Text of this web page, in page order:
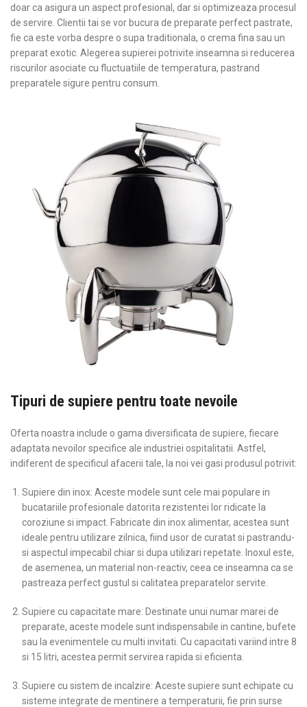
doar ca asigura un aspect profesional, dar si optimizeaza procesul
de servire. Clientii tai se vor bucura de preparate perfect pastrate,
fie ca este vorba despre o supa traditionala, o crema fina sau un
preparat exotic. Alegerea supierei potrivite inseamna si reducerea
riscurilor asociate cu fluctuatiile de temperatura, pastrand
preparatele sigure pentru consum.
Tipuri de supiere pentru toate nevoile
Oferta noastra include o gama diversificata de supiere, fiecare
adaptata nevoilor specifice ale industriei ospitalitatii. Astfel,
indiferent de specificul afacerii tale, la noi vei gasi produsul potrivit:
Supiere din inox: Aceste modele sunt cele mai populare in
bucatariile profesionale datorita rezistentei lor ridicate la
coroziune si impact. Fabricate din inox alimentar, acestea sunt
ideale pentru utilizare zilnica, fiind usor de curatat si pastrandu-
si aspectul impecabil chiar si dupa utilizari repetate. Inoxul este,
de asemenea, un material non-reactiv, ceea ce inseamna ca se
pastreaza perfect gustul si calitatea preparatelor servite.
Supiere cu capacitate mare: Destinate unui numar marei de
preparate, aceste modele sunt indispensabile in cantine, bufete
sau la evenimentele cu multi invitati. Cu capacitati variind intre 8
si 15 litri, acestea permit servirea rapida si eficienta.
Supiere cu sistem de incalzire: Aceste supiere sunt echipate cu
sisteme integrate de mentinere a temperaturii, fie prin surse